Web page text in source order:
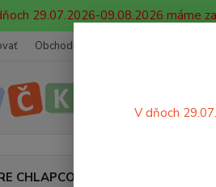
29.07.2026-09.08.2026 máme
Obchodné podmienky
CHLAPCOV
V dňoch